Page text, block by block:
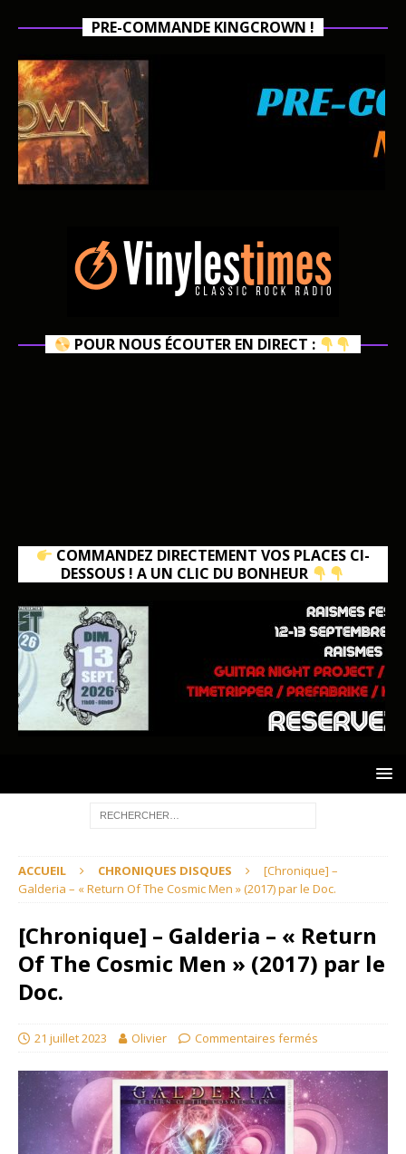
PRE-COMMANDE KINGCROWN !
POUR NOUS ÉCOUTER EN DIRECT :
COMMANDEZ DIRECTEMENT VOS PLACES CI-
DESSOUS ! A UN CLIC DU BONHEUR
ACCUEIL CHRONIQUES DISQUES
[Chronique] –
Galderia – « Return Of The Cosmic Men » (2017) par le Doc.
[Chronique] – Galderia – « Return
Of The Cosmic Men » (2017) par le
Doc.
21 juillet 2023 Olivier Commentaires fermés